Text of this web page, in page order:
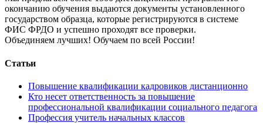
окончанию обучения выдаются документы установленного
государством образца, которые регистрируются в системе
ФИС ФРДО и успешно проходят все проверки.
Объединяем лучших! Обучаем по всей России!
Статьи
Повышение квалификации кадровиков дистанционно
Кто несет ответственность за повышение
профессиональной квалификации социального педагога
Профессия учитель начальных классов